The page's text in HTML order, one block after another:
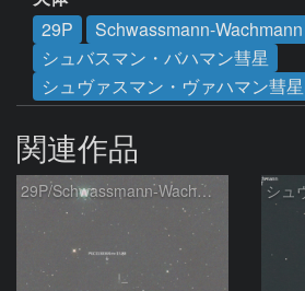
29P
Schwassmann-Wachmann
シュバスマン・バハマン彗星
シュヴァスマン・ヴァハマン彗星
関連作品
29P/Schwassmann-Wachmann